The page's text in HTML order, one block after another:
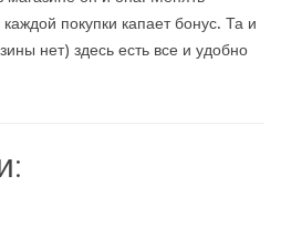
покупки капает бонус. Та и
нет) здесь есть все и удобно